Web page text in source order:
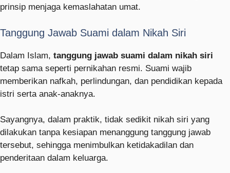
prinsip menjaga kemaslahatan umat.
Tanggung Jawab Suami dalam Nikah Siri
Dalam Islam, tanggung jawab suami dalam nikah siri
tetap sama seperti pernikahan resmi. Suami wajib
memberikan nafkah, perlindungan, dan pendidikan kepada
istri serta anak-anaknya.
Sayangnya, dalam praktik, tidak sedikit nikah siri yang
dilakukan tanpa kesiapan menanggung tanggung jawab
tersebut, sehingga menimbulkan ketidakadilan dan
penderitaan dalam keluarga.